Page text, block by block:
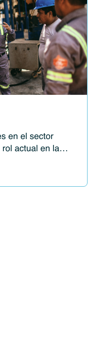
en el sector
actual en la